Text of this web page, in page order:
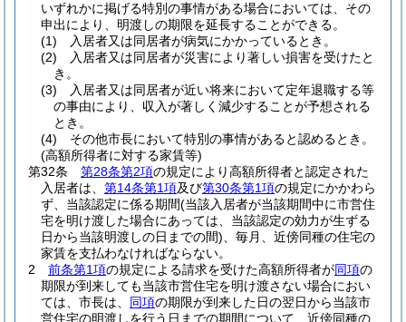
いずれかに掲げる特別の事情がある場合においては、その
申出により、明渡しの期限を延長することができる。
(1)
入居者又は同居者が病気にかかっているとき。
(2)
入居者又は同居者が災害により著しい損害を受けたと
き。
(3)
入居者又は同居者が近い将来において定年退職する等
の事由により、収入が著しく減少することが予想される
とき。
(4)
その他市長において特別の事情があると認めるとき。
(高額所得者に対する家賃等)
第32条
第28条第2項の規定により高額所得者と認定された
入居者は、 第14条第1項及び第30条第1項の規定にかかわら
ず、当該認定に係る期間(当該入居者が当該期間中に市営住
宅を明け渡した場合にあっては、当該認定の効力が生ずる
日から当該明渡しの日までの間) 、毎月、近傍同種の住宅の
家賃を支払わなければならない。
2
前条第1項の規定による請求を受けた高額所得者が同項の
期限が到来しても当該市営住宅を明け渡さない場合におい
ては、市長は、 同項の期限が到来した日の翌日から当該市
営住宅の明渡しを行う日までの期間について、近傍同種の